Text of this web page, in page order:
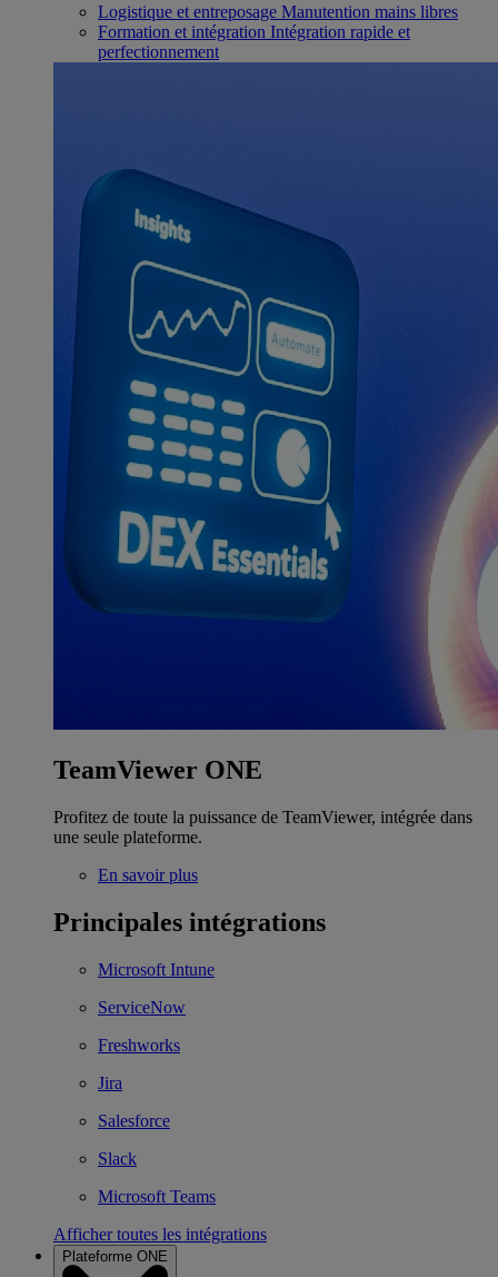
Logistique et entreposage Manutention mains libres
Formation et intégration Intégration rapide et
perfectionnement
TeamViewer ONE
Profitez de toute la puissance de TeamViewer, intégrée dans
une seule plateforme.
En savoir plus
Principales intégrations
Microsoft Intune
ServiceNow
Freshworks
Jira
Salesforce
Slack
Microsoft Teams
Afficher toutes les intégrations
Plateforme ONE